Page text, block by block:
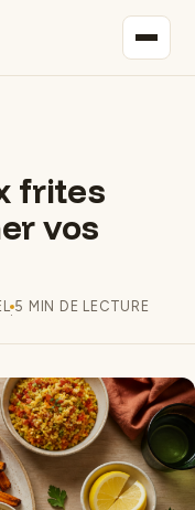
frites
vos
·5 MIN DE LECTURE